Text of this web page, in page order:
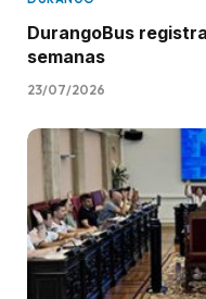
DurangoBus
semanas
23/07/2026